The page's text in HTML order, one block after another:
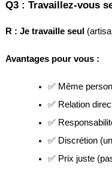
Q3 : Travaillez-vous
R : Je travaille seul
Avantages pour vous :
✅ Même
✅ Relation
✅
✅ Discrétion
✅ Prix juste